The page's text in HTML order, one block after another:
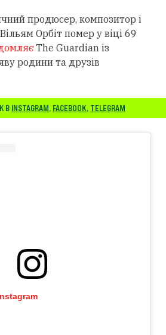
продюсер, композитор і
Орбіт помер у віці 69
The Guardian із
родини та друзів
В INSTAGRAM, FACEBOOK, TELEGRAM